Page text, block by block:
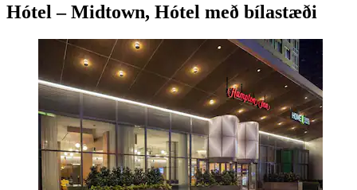
Hótel – Midtown, Hótel með bílastæði